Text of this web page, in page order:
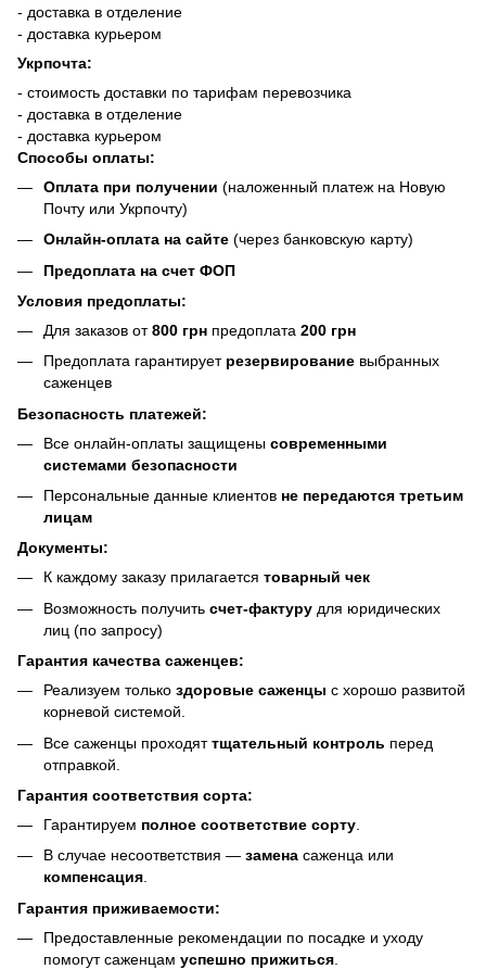
- доставка в отделение
- доставка курьером
Укрпочта:
- стоимость доставки по тарифам перевозчика
- доставка в отделение
- доставка курьером
Способы оплаты:
Оплата при получении (наложенный платеж на Новую
Почту или Укрпочту)
Онлайн-оплата на сайте (через банковскую карту)
Предоплата на счет ФОП
Условия предоплаты:
Для заказов от800 грн предоплата 200 грн
Предоплата гарантирует резервирование выбранных
саженцев
Безопасность платежей:
Все онлайн-оплаты защищены современными
системами безопасности
Персональные данные клиентов не передаются третьим
лицам
Документы:
К каждому заказу прилагается товарный чек
Возможность получить счет-фактуру для юридических
лиц (по запросу)
Гарантия качества саженцев:
Реализуем только здоровые саженцы с хорошо развитой
корневой системой.
Все саженцы проходяттщательный контроль перед
отправкой.
Гарантия соответствия сорта:
Гарантируем полное соответствие сорту
В случае несоответствия — замена саженца или
компенсация.
Гарантия приживаемости:
Предоставленные рекомендации по посадке и уходу
помогут саженцам успешно прижиться